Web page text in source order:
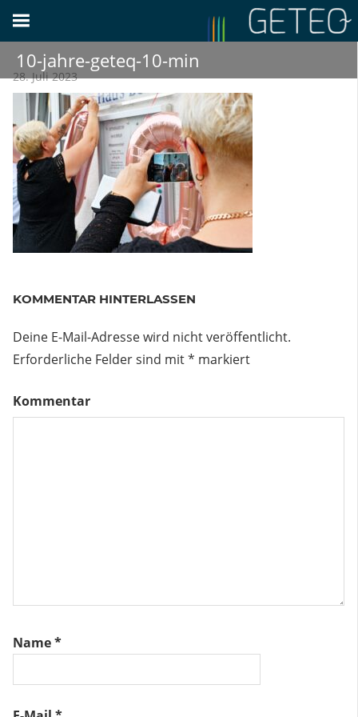
Zum
springen
28. Juli 2023
10-jahre-geteq-10-min
KOMMENTAR HINTERLASSEN
Deine E-Mail-Adresse wird nicht veröffentlicht.
Erforderliche Felder sind mit* markiert
Kommentar
Name*